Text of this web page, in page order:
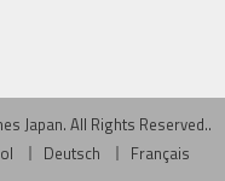
Japan. All Rights Reserved..
Deutsch Français